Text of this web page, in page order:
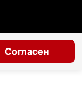
Согласен